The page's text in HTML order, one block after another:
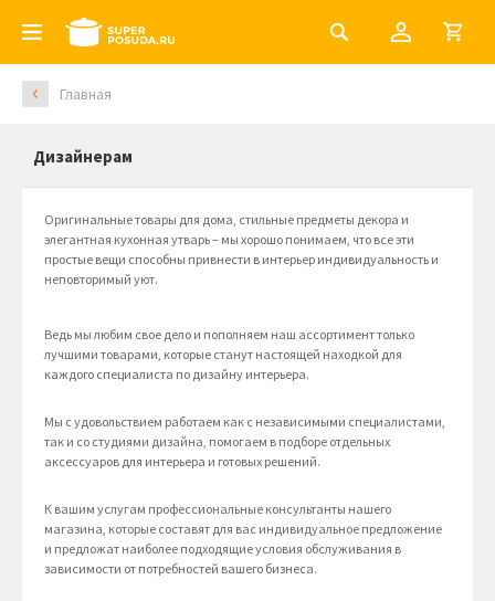
Главная
Дизайнерам
Оригинальные товары для дома, стильные предметы декора и
элегантная кухонная утварь – мы хорошо понимаем, что все эти
простые вещи способны привнести в интерьер индивидуальность и
неповторимый уют.
Ведь мы любим свое дело и пополняем наш ассортимент только
лучшими товарами, которые станут настоящей находкой для
каждого специалиста по дизайну интерьера.
Мы с удовольствием работаем как с независимыми специалистами,
так и со студиями дизайна, помогаем в подборе отдельных
аксессуаров для интерьера и готовых решений.
К вашим услугам профессиональные консультанты нашего
магазина, которые составят для вас индивидуальное предложение
и предложат наиболее подходящие условия обслуживания в
зависимости от потребностей вашего бизнеса.